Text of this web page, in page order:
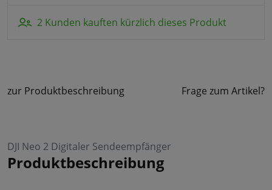
2 Kunden kauften kürzlich dieses Produkt
zur Produktbeschreibung Frage zum Artikel?
DJI Neo 2 Digitaler Sendeempfänger
Produktbeschreibung